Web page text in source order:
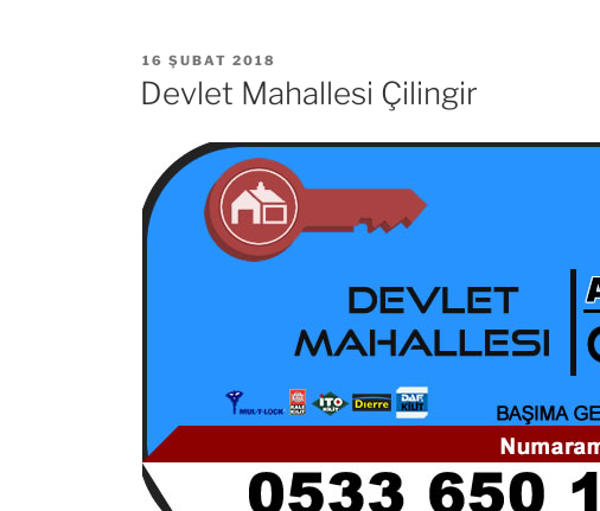
YAYIM
TARIHI
16 ŞUBAT 2018
Devlet Mahallesi Çilingir